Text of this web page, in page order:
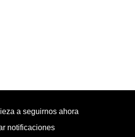
a seguirnos ahora
notificaciones